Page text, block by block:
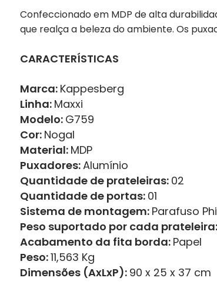
Confeccionado em MDP de alta
que realça a beleza do ambiente. Os
CARACTERÍSTICAS
Marca: Kappesberg
Linha: Maxxi
Modelo: G759
Cor: Nogal
Material: MDP
Puxadores:Alumínio
Quantidade de prateleiras: 02
Quantidade de portas: 01
Sistema de montagem: Parafuso
Peso suportado por cada prateleira:
Acabamento da fita borda: Papel
Peso:11,563 Kg
Dimensões (AxLxP): 90 x 25 x 37 cm